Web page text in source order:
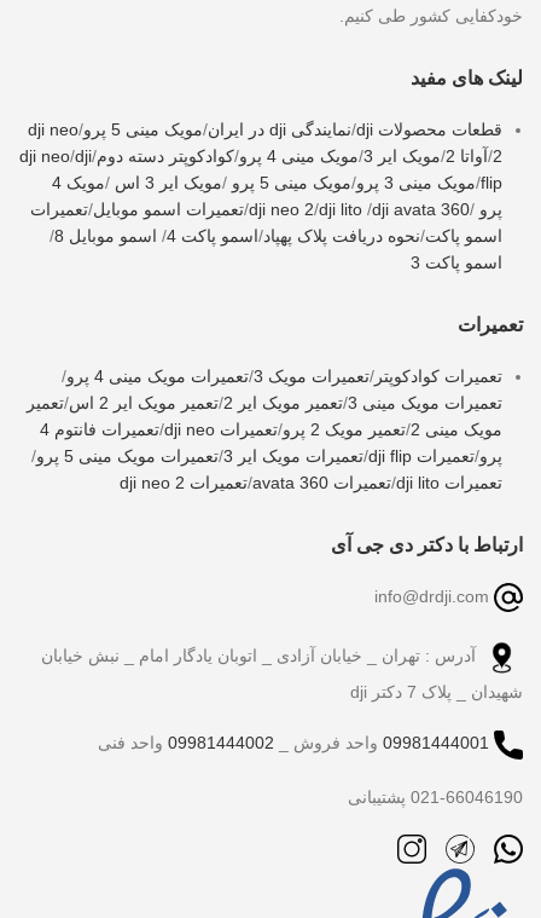
خودکفایی کشور طی کنیم.
لینک های مفید
قطعات محصولات dji /نمایندگی dji در ایران /مویک مینی 5 پرو /
dji neo
2
/آواتا 2 /مویک ایر 3 /مویک مینی 4 پرو /کوادکوپتر دسته دوم/
dji neo/dji
flip
/مویک مینی 3 پرو /مویک مینی 5 پرو /مویک ایر 3 اس /
مویک 4
پرو /
dji neo 2/dji lito /dji avata 360
/تعمیرات اسمو موبایل/تعمیرات
اسمو پاکت/نحوه دریافت پلاک پهپاد/اسمو پاکت 4 / اسمو موبایل 8
/
اسمو پاکت 3
تعمیرات
تعمیرات کوادکوپتر /تعمیرات مویک 3 /تعمیرات مویک مینی 4 پرو
/
تعمیرات مویک مینی 3
/تعمیر مویک ایر 2 /تعمیر مویک ایر 2 اس /تعمیر
مویک مینی 2
/تعمیر مویک 2 پرو /تعمیرات dji neo /
تعمیرات فانتوم 4
پرو/تعمیرات dji flip /تعمیرات مویک ایر 3 /تعمیرات مویک مینی 5 پرو
/
تعمیرات dji lito
/تعمیرات avata 360 /تعمیرات dji neo 2
ارتباط با دکتر دی جی آی
آدرس : تهران _ خیابان آزادی _ اتوبان یادگار امام _ نبش خیابان
شهیدان _ پلاک 7 دکتر dji
09981444001 واحد فروش _ 09981444002 واحد فنی
021-66046190 پشتیبانی